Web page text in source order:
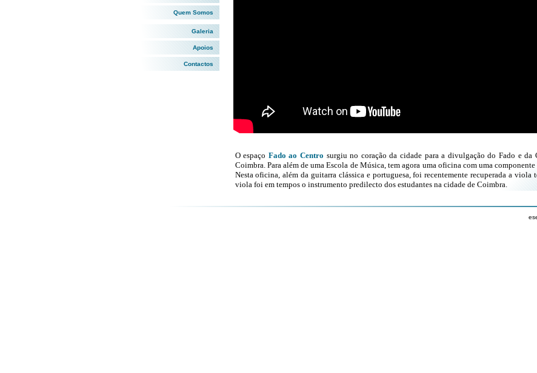
Quem Somos
Galeria
Apoios
Contactos
O espaço Fado ao Centro surgiu no coração da cidade para a divulgação do Fado e da
Coimbra. Para além de uma Escola de Música, tem agora uma oficina com uma
Nesta oficina, além da guitarra clássica e portuguesa, foi recentemente recuperada a viola
viola foi em tempos o instrumento predilecto dos estudantes na cidade de Coimbra.